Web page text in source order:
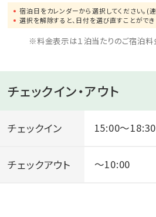
宿泊日をカレンダーから選択してください。(
選択を解除すると、日付を選び直すことができ
※料金表示は１泊当たりのご宿泊料金
チェックイン・アウト
チェックイン 15:00～18:30
チェックアウト ～10:00